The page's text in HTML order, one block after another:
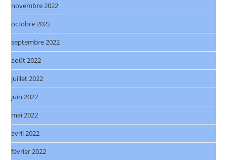
novembre 2022
octobre 2022
septembre 2022
août 2022
juillet 2022
juin 2022
mai 2022
avril 2022
février 2022